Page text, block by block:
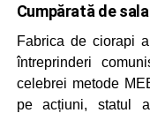
Cumpărată de
Fabrica de ciorapi
întreprinderi
celebrei metode
pe acțiuni, statul